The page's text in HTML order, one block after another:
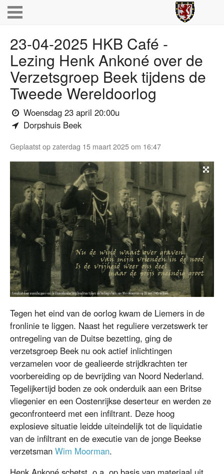
23-04-2025 HKB Café -
Lezing Henk Ankoné over de
Verzetsgroep Beek tijdens de
Tweede Wereldoorlog
(wanneer)
Woensdag 23 april 20:00u
(waar)
Dorpshuis Beek
Geplaatst op zaterdag 15 maart 2025 om 16:47
Tegen het eind van de oorlog kwam de Liemers in de
fronlinie te liggen. Naast het reguliere verzetswerk ter
ontregeling van de Duitse bezetting, ging de
verzetsgroep Beek nu ook actief inlichtingen
verzamelen voor de gealieerde strijdkrachten ter
voorbereiding op de bevrijding van Noord Nederland.
Tegelijkertijd boden ze ook onderduik aan een Britse
vliegenier en een Oostenrijkse deserteur en werden ze
geconfronteerd met een infiltrant. Deze hoog
explosieve situatie leidde uiteindelijk tot de liquidatie
van de infiltrant en de executie van de jonge Beekse
verzetsman Wim Moorman.